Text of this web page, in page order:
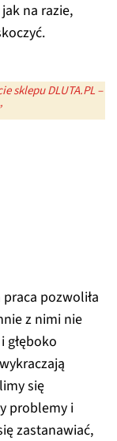
na razie,
sklepu DLUTA.PL –
pozwoliła
z nimi nie
głęboko
się
problemy i
zastanawiać,